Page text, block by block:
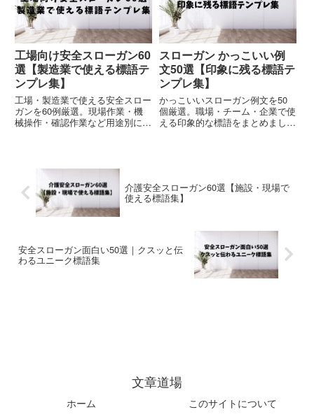
工場向け安全スローガン60
選【製造業で使える標語テ
ンプレ集】
工場・製造業で使える安全スロー
ガンを60例厳選。現場作業・機
械操作・確認作業など用途別にす
スローガン かっこいい例
文50選【印象に残る標語テ
ンプレ集】
かっこいいスローガン例文を50
個厳選。職場・チーム・企業で使
える印象的な標語をまとめまし
介護安全スローガン60選【施設・現場で
使える標語集】
安全スローガン面白い50選｜クスッと伝
わるユニーク標語集
文章道場
ホーム
このサイトについて